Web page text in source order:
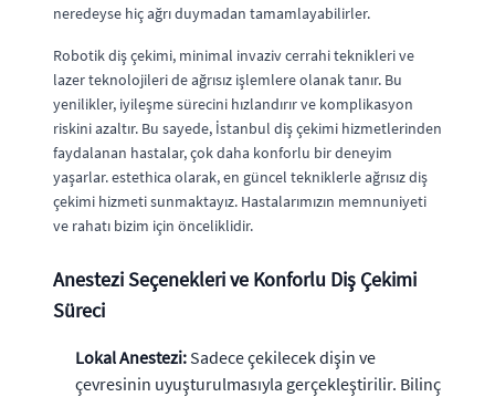
neredeyse hiç ağrı duymadan tamamlayabilirler.
Robotik diş çekimi, minimal invaziv cerrahi teknikleri ve
lazer teknolojileri de ağrısız işlemlere olanak tanır. Bu
yenilikler, iyileşme sürecini hızlandırır ve komplikasyon
riskini azaltır. Bu sayede, İstanbul diş çekimi hizmetlerinden
faydalanan hastalar, çok daha konforlu bir deneyim
yaşarlar. estethica olarak, en güncel tekniklerleağrısız diş
çekimi hizmeti sunmaktayız. Hastalarımızın memnuniyeti
ve rahatı bizim için önceliklidir.
Anestezi Seçenekleri ve Konforlu Diş Çekimi
Süreci
Lokal Anestezi: Sadece çekilecek dişin ve
çevresinin uyuşturulmasıyla gerçekleştirilir. Bilinç